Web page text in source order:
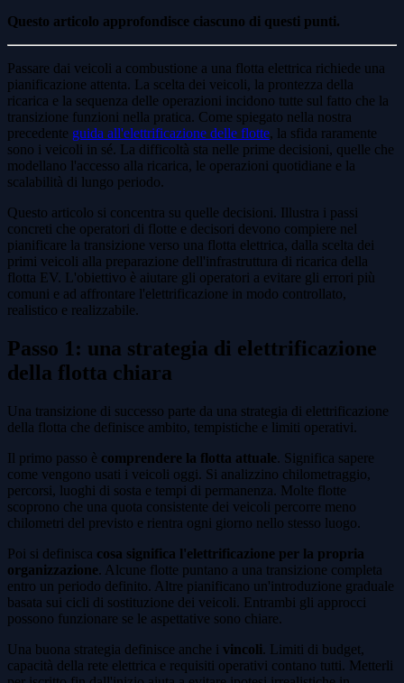
Questo articolo approfondisce ciascuno di questi punti.
Passare dai veicoli a combustione a una flotta elettrica richiede una
pianificazione attenta. La scelta dei veicoli, la prontezza della
ricarica e la sequenza delle operazioni incidono tutte sul fatto che la
transizione funzioni nella pratica. Come spiegato nella nostra
precedente guida all'elettrificazione delle flotte, la sfida raramente
sono i veicoli in sé. La difficoltà sta nelle prime decisioni, quelle che
modellano l'accesso alla ricarica, le operazioni quotidiane e la
scalabilità di lungo periodo.
Questo articolo si concentra su quelle decisioni. Illustra i passi
concreti che operatori di flotte e decisori devono compiere nel
pianificare la transizione verso una flotta elettrica, dalla scelta dei
primi veicoli alla preparazione dell'infrastruttura di ricarica della
flotta EV. L'obiettivo è aiutare gli operatori a evitare gli errori più
comuni e ad affrontare l'elettrificazione in modo controllato,
realistico e realizzabile.
Passo 1: una strategia di elettrificazione
della flotta chiara
Una transizione di successo parte da una strategia di elettrificazione
della flotta che definisce ambito, tempistiche e limiti operativi.
Il primo passo è comprendere la flotta attuale. Significa sapere
come vengono usati i veicoli oggi. Si analizzino chilometraggio,
percorsi, luoghi di sosta e tempi di permanenza. Molte flotte
scoprono che una quota consistente dei veicoli percorre meno
chilometri del previsto e rientra ogni giorno nello stesso luogo.
Poi si definisca cosa significa l'elettrificazione per la propria
organizzazione. Alcune flotte puntano a una transizione completa
entro un periodo definito. Altre pianificano un'introduzione graduale
basata sui cicli di sostituzione dei veicoli. Entrambi gli approcci
possono funzionare se le aspettative sono chiare.
Una buona strategia definisce anche i vincoli. Limiti di budget,
capacità della rete elettrica e requisiti operativi contano tutti. Metterli